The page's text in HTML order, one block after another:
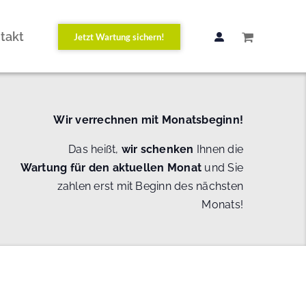
Jetzt Wartung sichern!
Wir verrechnen mit Monatsbeginn!
Das heißt, wir schenken Ihnen die
Wartung für den aktuellen Monat und Sie
zahlen erst mit Beginn des nächsten
Monats!